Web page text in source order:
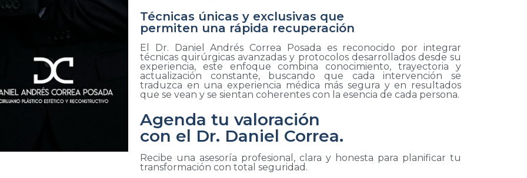
Técnicas únicas y exclusivas que
permiten una rápida recuperación
El Dr. Daniel Andrés Correa Posada es reconocido por integrar
técnicas quirúrgicas avanzadas y protocolos desarrollados desde su
experiencia, este enfoque combina conocimiento, trayectoria y
actualización constante, buscando que cada intervención se
traduzca en una experiencia médica más segura y en resultados
que se vean y se sientan coherentes con la esencia de cada persona.
Agenda tu valoración
con el Dr. Daniel Correa.
Recibe una asesoría profesional, clara y honesta para planificar tu
transformación con total seguridad.